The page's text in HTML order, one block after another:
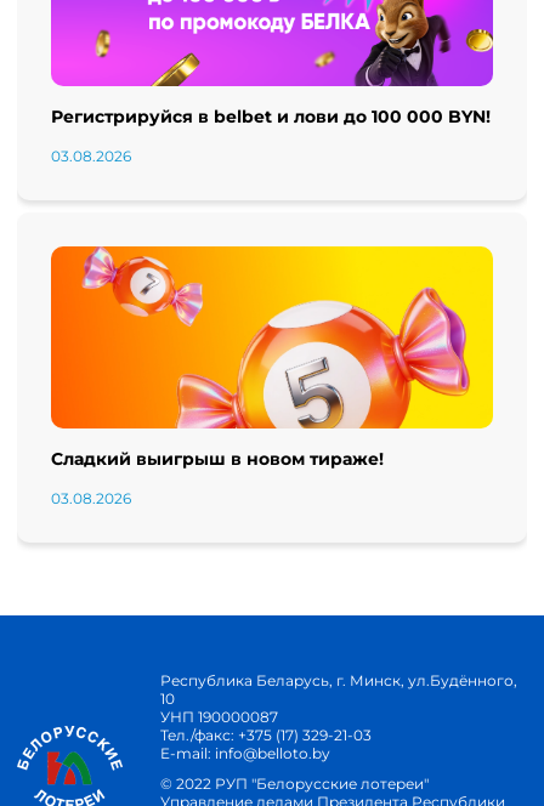
Регистрируйся в belbet и лови до 100 000 BYN!
03.08.2026
Сладкий выигрыш в новом тираже!
03.08.2026
Республика Беларусь, г. Минск, ул.Будённого,
10
УНП 190000087
Тел./факс: +375 (17) 329-21-03
E-mail: info@belloto.by
© 2022 РУП "Белорусские лотереи"
Управление делами Президента Республики